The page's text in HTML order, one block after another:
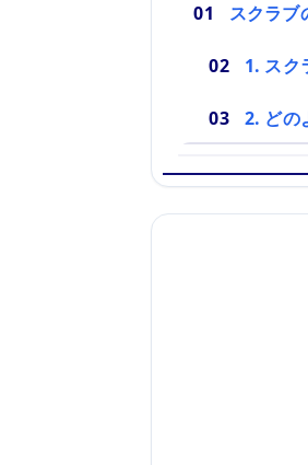
スクラブ
1. スク
2. どの